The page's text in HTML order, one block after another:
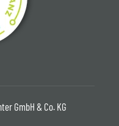
GmbH & Co. KG